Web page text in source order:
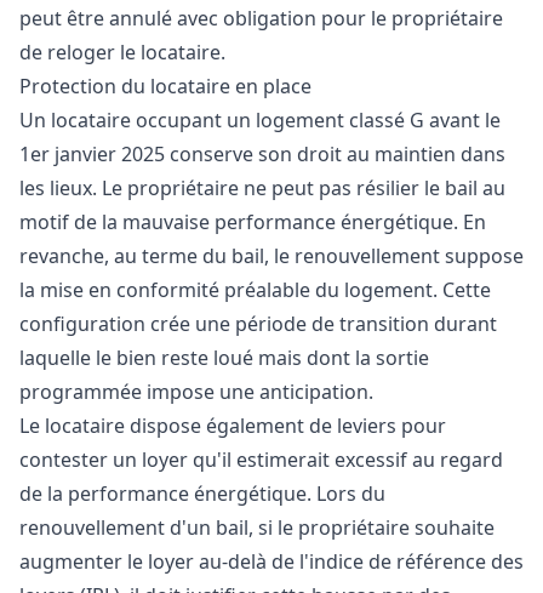
peut être annulé avec obligation pour le propriétaire
de reloger le locataire.
Protection du locataire en place
Un locataire occupant un logement classé G avant le
1er janvier 2025 conserve son droit au maintien dans
les lieux. Le propriétaire ne peut pas résilier le bail au
motif de la mauvaise performance énergétique. En
revanche, au terme du bail, le renouvellement suppose
la mise en conformité préalable du logement. Cette
configuration crée une période de transition durant
laquelle le bien reste loué mais dont la sortie
programmée impose une anticipation.
Le locataire dispose également de leviers pour
contester un loyer qu'il estimerait excessif au regard
de la performance énergétique. Lors du
renouvellement d'un bail, si le propriétaire souhaite
augmenter le loyer au-delà de l'indice de référence des